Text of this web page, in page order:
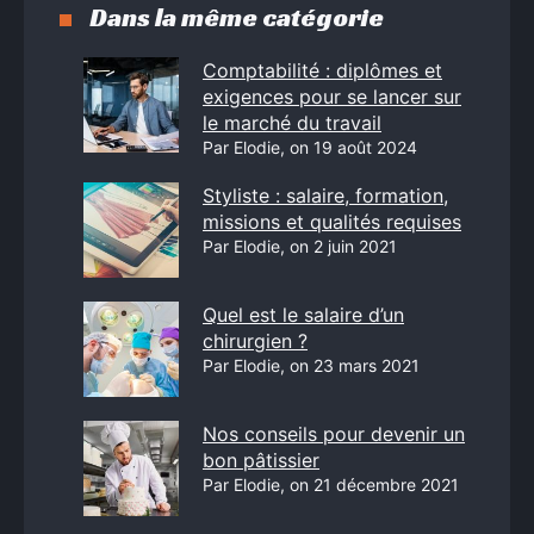
Dans la même catégorie
Comptabilité : diplômes et
exigences pour se lancer sur
le marché du travail
Par Elodie, on 19 août 2024
Styliste : salaire, formation,
missions et qualités requises
Par Elodie, on 2 juin 2021
Quel est le salaire d’un
chirurgien ?
Par Elodie, on 23 mars 2021
Nos conseils pour devenir un
bon pâtissier
Par Elodie, on 21 décembre 2021